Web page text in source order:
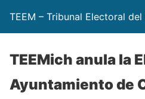
TEEM – Tribunal Electoral
TEEMich anula la
Ayuntamiento de